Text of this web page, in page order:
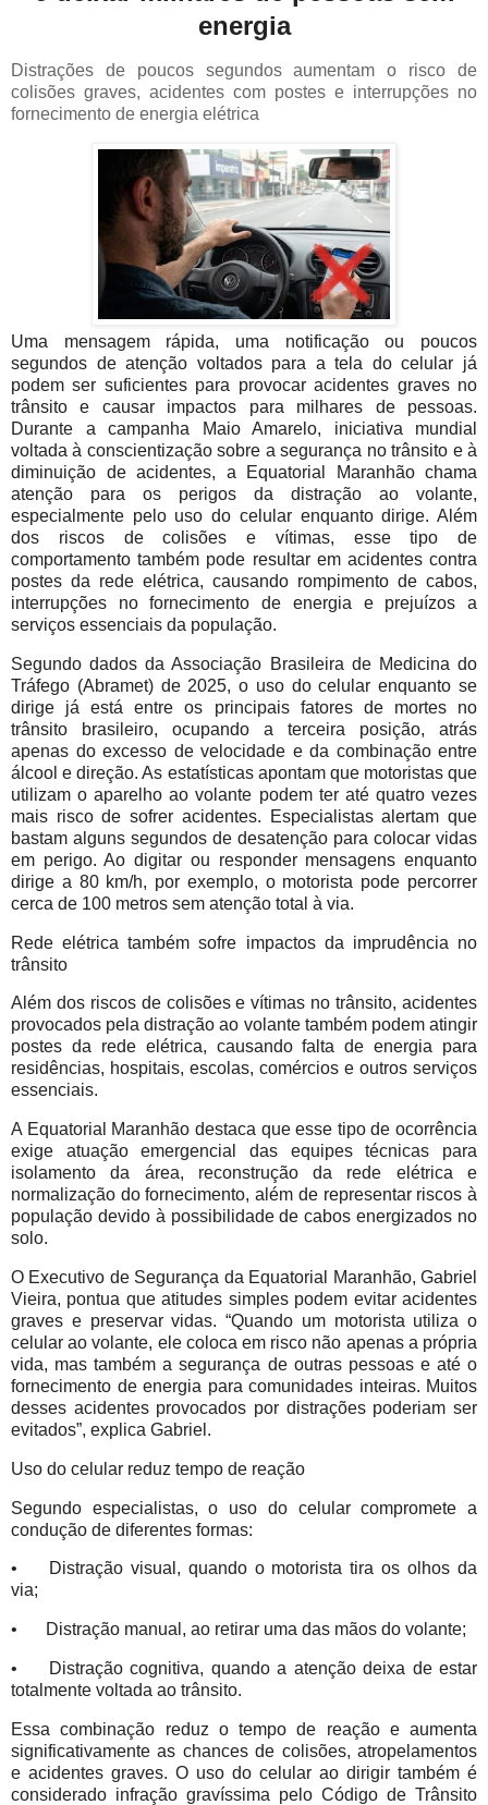
energia
Distrações de poucos segundos aumentam o risco de
colisões graves, acidentes com postes e interrupções no
fornecimento de energia elétrica
Uma mensagem rápida, uma notificação ou poucos
segundos de atenção voltados para a tela do celular já
podem ser suficientes para provocar acidentes graves no
trânsito e causar impactos para milhares de pessoas.
Durante a campanha Maio Amarelo, iniciativa mundial
voltada à conscientização sobre a segurança no trânsito e à
diminuição de acidentes, a Equatorial Maranhão chama
atenção para os perigos da distração ao volante,
especialmente pelo uso do celular enquanto dirige. Além
dos riscos de colisões e vítimas, esse tipo de
comportamento também pode resultar em acidentes contra
postes da rede elétrica, causando rompimento de cabos,
interrupções no fornecimento de energia e prejuízos a
serviços essenciais da população.
Segundo dados da Associação Brasileira de Medicina do
Tráfego (Abramet) de 2025, o uso do celular enquanto se
dirige já está entre os principais fatores de mortes no
trânsito brasileiro, ocupando a terceira posição, atrás
apenas do excesso de velocidade e da combinação entre
álcool e direção. As estatísticas apontam que motoristas que
utilizam o aparelho ao volante podem ter até quatro vezes
mais risco de sofrer acidentes. Especialistas alertam que
bastam alguns segundos de desatenção para colocar vidas
em perigo. Ao digitar ou responder mensagens enquanto
dirige a 80 km/h, por exemplo, o motorista pode percorrer
cerca de 100 metros sem atenção total à via.
Rede elétrica também sofre impactos da imprudência no
trânsito
Além dos riscos de colisões e vítimas no trânsito, acidentes
provocados pela distração ao volante também podem atingir
postes da rede elétrica, causando falta de energia para
residências, hospitais, escolas, comércios e outros serviços
essenciais.
A Equatorial Maranhão destaca que esse tipo de ocorrência
exige atuação emergencial das equipes técnicas para
isolamento da área, reconstrução da rede elétrica e
normalização do fornecimento, além de representar riscos à
população devido à possibilidade de cabos energizados no
solo.
O Executivo de Segurança da Equatorial Maranhão, Gabriel
Vieira, pontua que atitudes simples podem evitar acidentes
graves e preservar vidas. “Quando um motorista utiliza o
celular ao volante, ele coloca em risco não apenas a própria
vida, mas também a segurança de outras pessoas e até o
fornecimento de energia para comunidades inteiras. Muitos
desses acidentes provocados por distrações poderiam ser
evitados”, explica Gabriel.
Uso do celular reduz tempo de reação
Segundo especialistas, o uso do celular compromete a
condução de diferentes formas:
•
Distração visual, quando o motorista tira os olhos da
via;
• Distração manual, ao retirar uma das mãos do volante;
•
Distração cognitiva, quando a atenção deixa de estar
totalmente voltada ao trânsito.
Essa combinação reduz o tempo de reação e aumenta
significativamente as chances de colisões, atropelamentos
e acidentes graves. O uso do celular ao dirigir também é
considerado infração gravíssima pelo Código de Trânsito